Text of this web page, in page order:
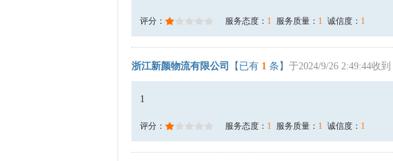
评分： 服务态度： 1 服务质量： 1 诚信度： 1
浙江新颜物流有限公司 【已有 1 条】 于2024/9/26 2:49:44收到
1
评分： 服务态度： 1 服务质量： 1 诚信度： 1